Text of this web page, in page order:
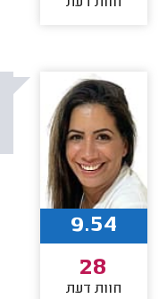
9.54
28
חוות דעת